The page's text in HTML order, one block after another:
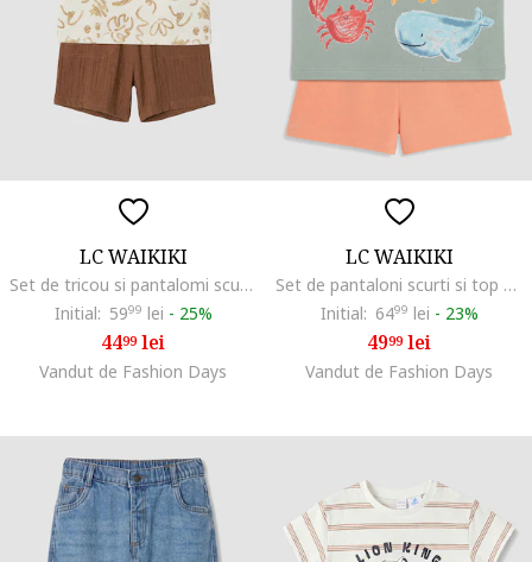
LC WAIKIKI
Set de tricou si pantalomi scurti cu broderie - 2 piese, Maro deschis/Maro nisip/Crem
Initial: 5999 lei - 25%
4499lei
Vandut de Fashion Days
LC WAIKIKI
Set de pantaloni scurti si top cu tematica acvatica, Roz somon/Gri cenusiu
Initial: 6499 lei - 23%
4999lei
Vandut de Fashion Days